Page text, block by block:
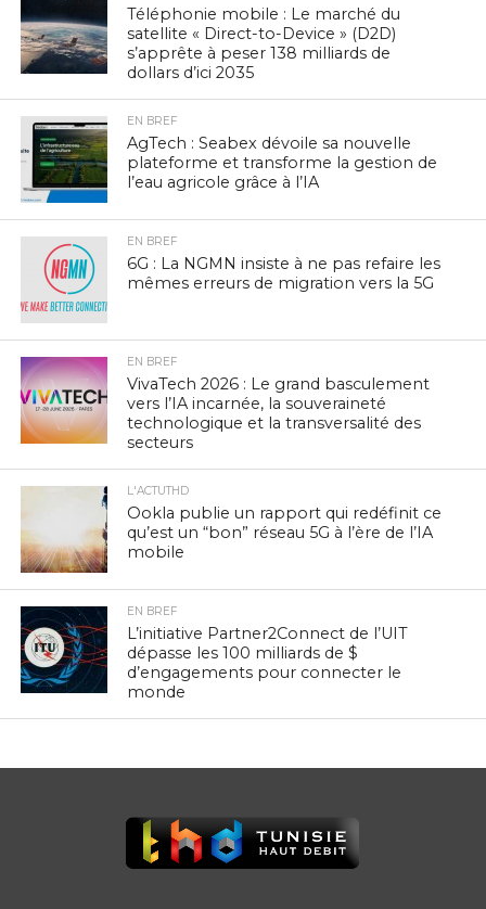
Téléphonie mobile : Le marché du
satellite « Direct-to-Device » (D2D)
s’apprête à peser 138 milliards de
dollars d’ici 2035
EN BREF
AgTech : Seabex dévoile sa nouvelle
plateforme et transforme la gestion de
l’eau agricole grâce à l’IA
EN BREF
6G : La NGMN insiste à ne pas refaire les
mêmes erreurs de migration vers la 5G
EN BREF
VivaTech 2026 : Le grand basculement
vers l’IA incarnée, la souveraineté
technologique et la transversalité des
secteurs
L'ACTUTHD
Ookla publie un rapport qui redéfinit ce
qu’est un “bon” réseau 5G à l’ère de l’IA
mobile
EN BREF
L’initiative Partner2Connect de l’UIT
dépasse les 100 milliards de $
d’engagements pour connecter le
monde